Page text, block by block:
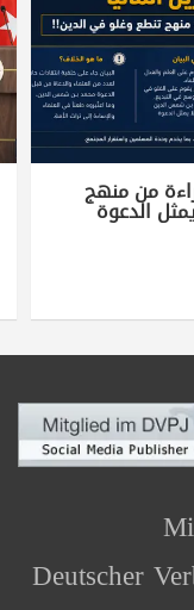
من منهج
الدعوة
Deutscher